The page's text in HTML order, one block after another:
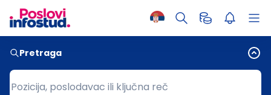
Pretraga
Pozicija, poslodavac ili ključna reč
Pozicija, poslodavac ili ključna reč